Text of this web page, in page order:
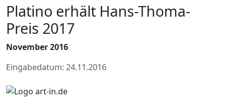
Platino erhält Hans-Thoma-
Preis 2017
November 2016
Eingabedatum: 24.11.2016